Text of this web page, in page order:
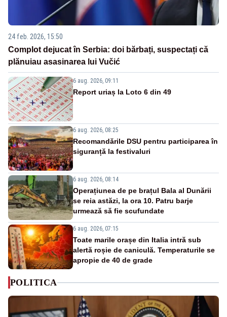
24 feb. 2026, 15:50
Complot dejucat în Serbia: doi bărbați, suspectați că
plănuiau asasinarea lui Vučić
6 aug. 2026, 09:11
Report uriaș la Loto 6 din 49
6 aug. 2026, 08:25
Recomandările DSU pentru participarea în
siguranță la festivaluri
6 aug. 2026, 08:14
Operațiunea de pe brațul Bala al Dunării
se reia astăzi, la ora 10. Patru barje
urmează să fie scufundate
6 aug. 2026, 07:15
Toate marile orașe din Italia intră sub
alertă roșie de caniculă. Temperaturile se
apropie de 40 de grade
POLITICA